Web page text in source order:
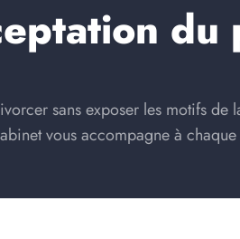
sans exposer les motifs de
vous accompagne à chaque